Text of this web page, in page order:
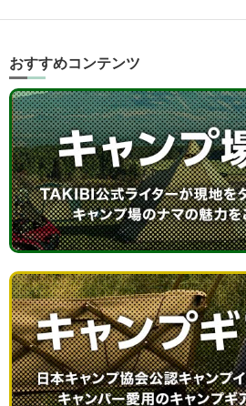
おすすめコンテンツ